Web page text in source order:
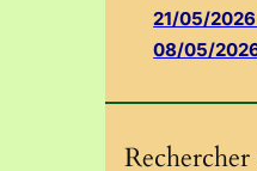
21/05/2026
08/05/2026